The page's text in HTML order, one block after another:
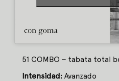
51 COMBO – tabata total
Intensidad: Avanzado